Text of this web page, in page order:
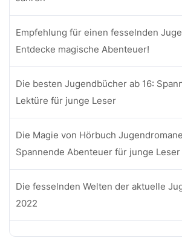
Empfehlung für einen fesselnden
Entdecke magische Abenteuer!
Die besten Jugendbücher ab 16:
Lektüre für junge Leser
Die Magie von Hörbuch
Spannende Abenteuer für junge Leser
Die fesselnden Welten der aktuelle
2022